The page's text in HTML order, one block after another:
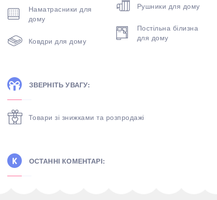
Наматрасники для
дому
Ковдри для дому
Рушники для дому
Постільна білизна
для дому
ЗВЕРНІТЬ УВАГУ:
Товари зі знижками та розпродажі
ОСТАННІ КОМЕНТАРІ: